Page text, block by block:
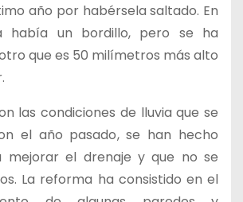
año por habérsela saltado. En
había un bordillo, pero se ha
que es 50 milímetros más alto
las condiciones de lluvia que se
el año pasado, se han hecho
mejorar el drenaje y que no se
La reforma ha consistido en el